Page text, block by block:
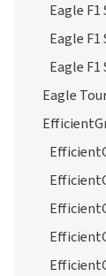
Eagle
Eagle
Eagle F1
Eagle